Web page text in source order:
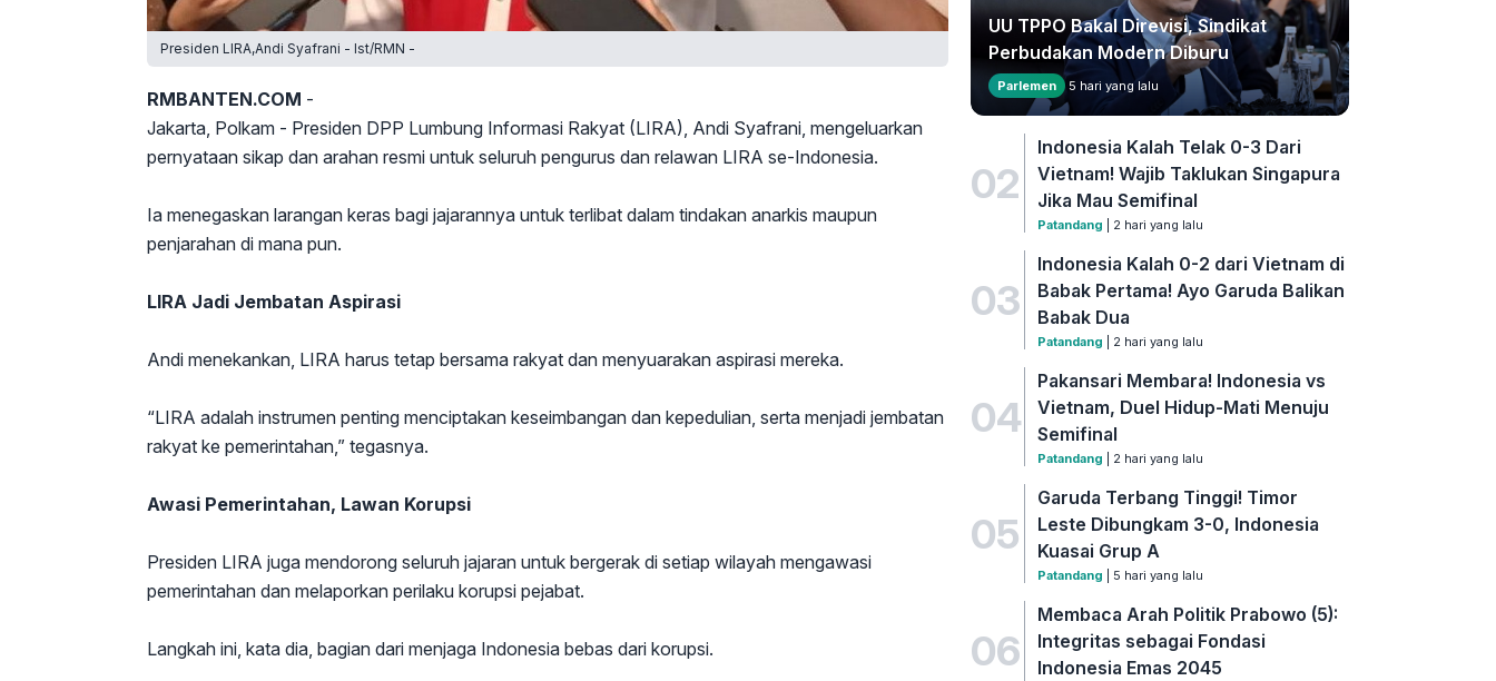
Presiden LIRA,Andi Syafrani - Ist/RMN -
RMBANTEN.COM -
Jakarta, Polkam - Presiden DPP Lumbung Informasi Rakyat (LIRA), Andi Syafrani, mengeluarkan
pernyataan sikap dan arahan resmi untuk seluruh pengurus dan relawan LIRA se-Indonesia.
Ia menegaskan larangan keras bagi jajarannya untuk terlibat dalam tindakan anarkis maupun
penjarahan di mana pun.
LIRA Jadi Jembatan Aspirasi
Andi menekankan, LIRA harus tetap bersama rakyat dan menyuarakan aspirasi mereka.
“LIRA adalah instrumen penting menciptakan keseimbangan dan kepedulian, serta menjadi jembatan
rakyat ke pemerintahan,” tegasnya.
Awasi Pemerintahan, Lawan Korupsi
Presiden LIRA juga mendorong seluruh jajaran untuk bergerak di setiap wilayah mengawasi
pemerintahan dan melaporkan perilaku korupsi pejabat.
Langkah ini, kata dia, bagian dari menjaga Indonesia bebas dari korupsi.
UU TPPO Bakal Direvisi, Sindikat
Perbudakan Modern Diburu
Parlemen 5 hari yang lalu
02
Indonesia Kalah Telak 0-3 Dari
Vietnam! Wajib Taklukan Singapura
Jika Mau Semifinal
Patandang | 2 hari yang lalu
03
Indonesia Kalah 0-2 dari Vietnam di
Babak Pertama! Ayo Garuda Balikan
Babak Dua
Patandang | 2 hari yang lalu
04
Pakansari Membara! Indonesia vs
Vietnam, Duel Hidup-Mati Menuju
Semifinal
Patandang | 2 hari yang lalu
05
Garuda Terbang Tinggi! Timor
Leste Dibungkam 3-0, Indonesia
Kuasai Grup A
Patandang | 5 hari yang lalu
06
Membaca Arah Politik Prabowo (5):
Integritas sebagai Fondasi
Indonesia Emas 2045